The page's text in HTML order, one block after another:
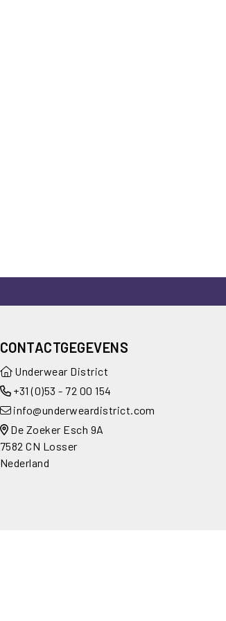
CONTACTGEGEVENS
Underwear District
+31 (0)53 - 72 00 154
info@underweardistrict.com
De Zoeker Esch 9A
7582 CN Losser
Nederland